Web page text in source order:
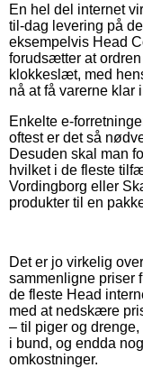
En hel del internet
til-dag levering på
eksempelvis Head
forudsætter at
klokkeslæt, med
nå at få varerne klar
Enkelte e-
oftest er det så
Desuden skal man
hvilket i de fleste
Vordingborg eller
produkter til en
Det er jo virkelig
sammenligne priser
de fleste Head
med at nedskære
– til piger og
i bund, og endda
omkostninger.